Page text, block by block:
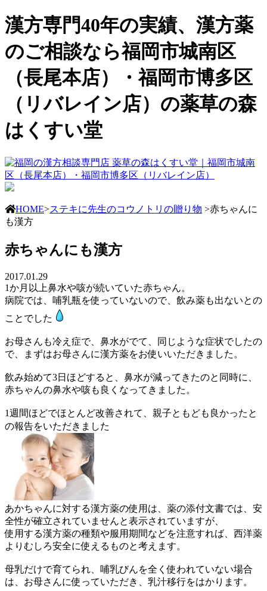
漢方専門40年の実績、漢方薬
のご相談なら福岡市城南区
（長尾本店）・福岡市博多区
（リバレイン店）の薬草の森
はくすい堂
HOME>ステキに先生のコウノトリの贈り物 >赤ちゃんに
も漢方
赤ちゃんにも漢方
2017.01.29
1か月以上鼻水や咳が続いていた赤ちゃん。
病院では、哺乳瓶を使っていないので、飲み薬も出ないとの
ことでした
お母さんも冷え症で、鼻水がでて、同じような症状でしたの
で、まずはお母さんに漢方薬をお使いいただきました。
飲み始めて3日ほどすると、鼻水が減ってきたのと同時に、
赤ちゃんの鼻水や咳も良くなってきました。
1週間ほどでほとんど改善されて、親子ともども良かったと
の報告をいただきました
あかちゃんに対する漢方薬の使用は、薬の添付文書では、安
全性が確立されていませんと表示されていますが、
使用する漢方薬の種類や服用期間などを注意すれば、西洋薬
よりむしろ安全に使えるものと考えます。
母乳だけで育てられ、哺乳びんを全く使われていない場合
は、お母さんに使っていただき、乳汁移行をはかります。